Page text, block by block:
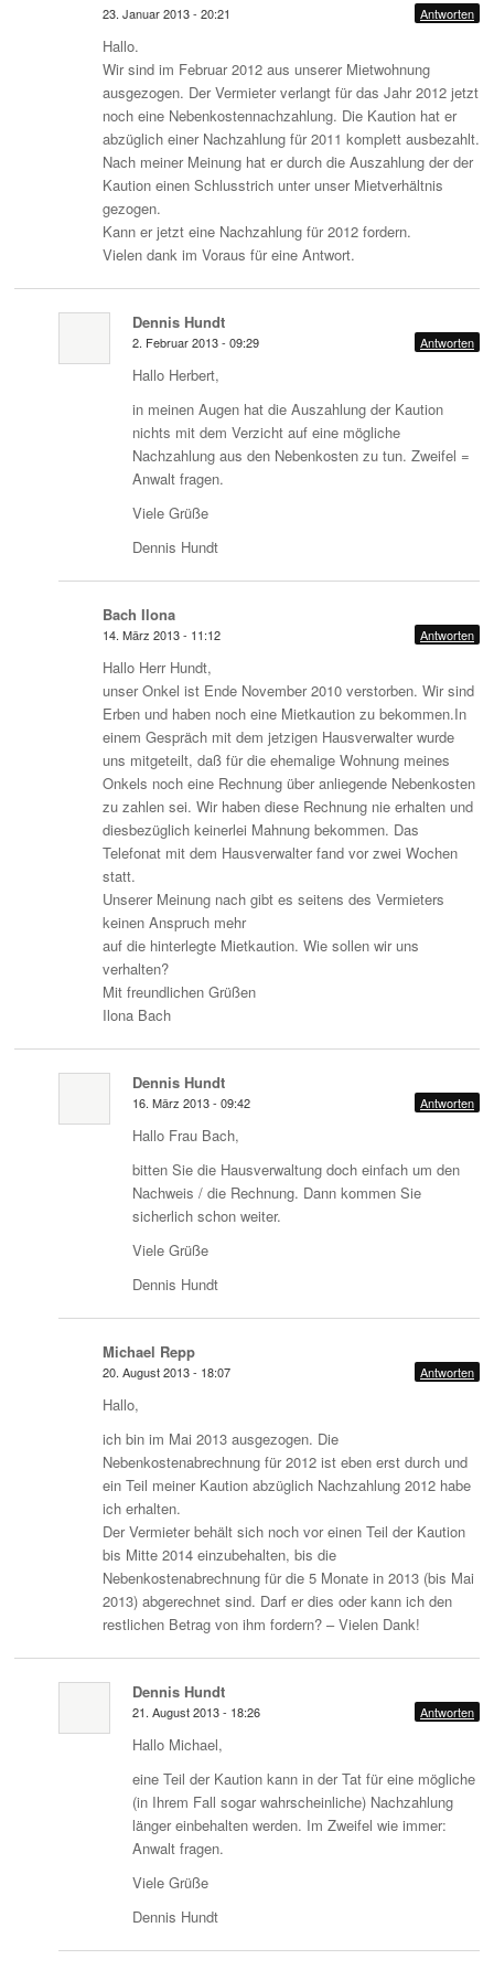
23. Januar 2013 - 20:21 Antworten
Hallo.
Wir sind im Februar 2012 aus unserer Mietwohnung
ausgezogen. Der Vermieter verlangt für das Jahr 2012 jetzt
noch eine Nebenkostennachzahlung. Die Kaution hat er
abzüglich einer Nachzahlung für 2011 komplett ausbezahlt.
Nach meiner Meinung hat er durch die Auszahlung der der
Kaution einen Schlusstrich unter unser Mietverhältnis
gezogen.
Kann er jetzt eine Nachzahlung für 2012 fordern.
Vielen dank im Voraus für eine Antwort.
Dennis Hundt
2. Februar 2013 - 09:29 Antworten
Hallo Herbert,
in meinen Augen hat die Auszahlung der Kaution
nichts mit dem Verzicht auf eine mögliche
Nachzahlung aus den Nebenkosten zu tun. Zweifel =
Anwalt fragen.
Viele Grüße
Dennis Hundt
Bach Ilona
14. März 2013 - 11:12 Antworten
Hallo Herr Hundt,
unser Onkel ist Ende November 2010 verstorben. Wir sind
Erben und haben noch eine Mietkaution zu bekommen.In
einem Gespräch mit dem jetzigen Hausverwalter wurde
uns mitgeteilt, daß für die ehemalige Wohnung meines
Onkels noch eine Rechnung über anliegende Nebenkosten
zu zahlen sei. Wir haben diese Rechnung nie erhalten und
diesbezüglich keinerlei Mahnung bekommen. Das
Telefonat mit dem Hausverwalter fand vor zwei Wochen
statt.
Unserer Meinung nach gibt es seitens des Vermieters
keinen Anspruch mehr
auf die hinterlegte Mietkaution. Wie sollen wir uns
verhalten?
Mit freundlichen Grüßen
Ilona Bach
Dennis Hundt
16. März 2013 - 09:42 Antworten
Hallo Frau Bach,
bitten Sie die Hausverwaltung doch einfach um den
Nachweis / die Rechnung. Dann kommen Sie
sicherlich schon weiter.
Viele Grüße
Dennis Hundt
Michael Repp
20. August 2013 - 18:07 Antworten
Hallo,
ich bin im Mai 2013 ausgezogen. Die
Nebenkostenabrechnung für 2012 ist eben erst durch und
ein Teil meiner Kaution abzüglich Nachzahlung 2012 habe
ich erhalten.
Der Vermieter behält sich noch vor einen Teil der Kaution
bis Mitte 2014 einzubehalten, bis die
Nebenkostenabrechnung für die 5 Monate in 2013 (bis Mai
2013) abgerechnet sind. Darf er dies oder kann ich den
restlichen Betrag von ihm fordern? – Vielen Dank!
Dennis Hundt
21. August 2013 - 18:26 Antworten
Hallo Michael,
eine Teil der Kaution kann in der Tat für eine mögliche
(in Ihrem Fall sogar wahrscheinliche) Nachzahlung
länger einbehalten werden. Im Zweifel wie immer:
Anwalt fragen.
Viele Grüße
Dennis Hundt